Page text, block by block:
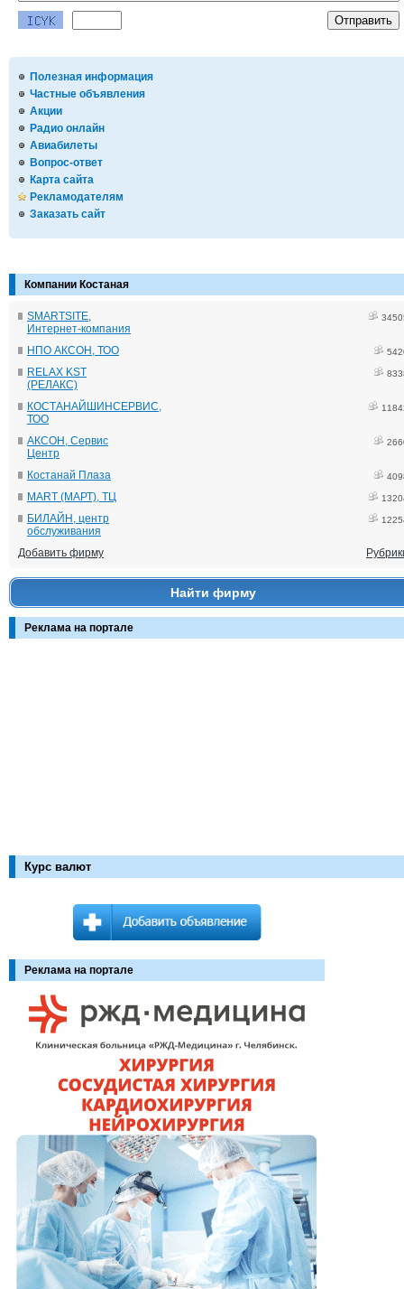
Полезная информация
Частные объявления
Акции
Радио онлайн
Авиабилеты
Вопрос-ответ
Карта сайта
Рекламодателям
Заказать сайт
Компании Костаная
SMARTSITE,
Интернет-компания
НПО АКСОН, ТОО
RELAX KST
(РЕЛАКС)
КОСТАНАЙШИНСЕРВИС,
ТОО
АКСОН, Сервис
Центр
Костанай Плаза
MART (МАРТ), ТЦ
БИЛАЙН, центр
обслуживания
Добавить фирму
Найти фирму
Реклама на портале
Курс валют
Реклама на портале